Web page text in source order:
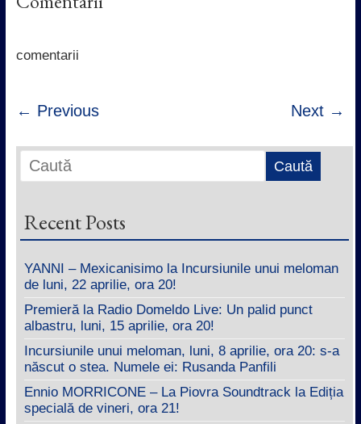
b
k
t
s
p
e
comentarii
← Previous Next →
Recent Posts
YANNI – Mexicanisimo la Incursiunile unui meloman
de luni, 22 aprilie, ora 20!
Premieră la Radio Domeldo Live: Un palid punct
albastru, luni, 15 aprilie, ora 20!
Incursiunile unui meloman, luni, 8 aprilie, ora 20: s-a
născut o stea. Numele ei: Rusanda Panfili
Ennio MORRICONE – La Piovra Soundtrack la Ediția
specială de vineri, ora 21!